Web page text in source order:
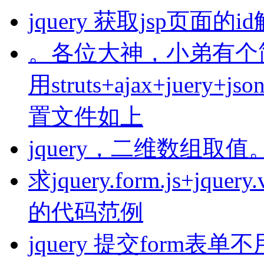
后端开发的话，注重业务和架构和算法！
jquery 获取jsp页面的id
。各位大神，小弟有
用
置文件如上
jquery，二维数组取值
求
的代码范例
jquery 提交form表单